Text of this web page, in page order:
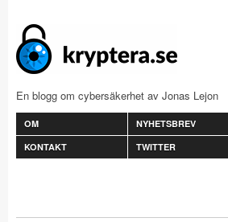
En blogg om cybersäkerhet av Jonas Lejon
OM
NYHETSBREV
KONTAKT
TWITTER